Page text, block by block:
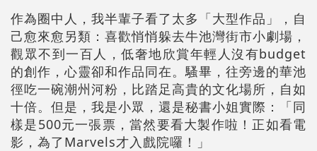
作為圈中人，我半輩子看了太多「大型作品」，自
己愈來愈另類：喜歡悄悄躲去牛池灣街市小劇場，
觀眾不到一百人，低奢地欣賞年輕人沒有budget
的創作，心靈卻和作品同在。騷畢，往旁邊的華池
徑吃一碗潮州河粉，比踏足高貴的文化場所，自如
十倍。但是，我是小眾，還是秘書小姐實際：「同
樣是500元一張票，當然要看大製作啦！正如看電
影，為了Marvels才入戲院囉！」